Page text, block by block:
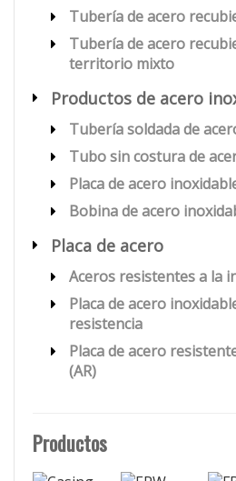
Tubería de acero
Tubería de acero
territorio mixto
Productos de acero
Tubería soldada de
Tubo sin costura de
Placa de acero
Bobina de acero
Placa de acero
Aceros resistentes a la
Placa de acero
resistencia
Placa de acero
(AR)
Productos